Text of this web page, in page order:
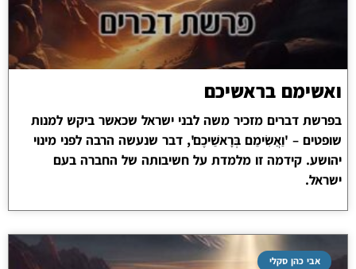
ואשימם בראשיכם
בפרשת דברים מזכיר משה לבני ישראל שכאשר ביקש למנות
שופטים – 'וַאֲשִׂימֵם בְּרָאשֵׁיכֶם', דבר שנעשה הרבה לפני מינוי
יהושע. קידמה זו מלמדת על חשיבותה של החברה בעם
ישראל.
אבי כהן סקלי